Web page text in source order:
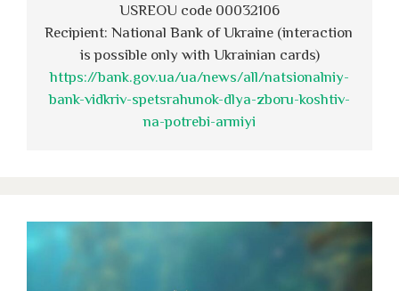
USREOU code 00032106
Recipient: National Bank of Ukraine (interaction
is possible only with Ukrainian cards)
https://bank.gov.ua/ua/news/all/natsionalniy-
bank-vidkriv-spetsrahunok-dlya-zboru-koshtiv-
na-potrebi-armiyi